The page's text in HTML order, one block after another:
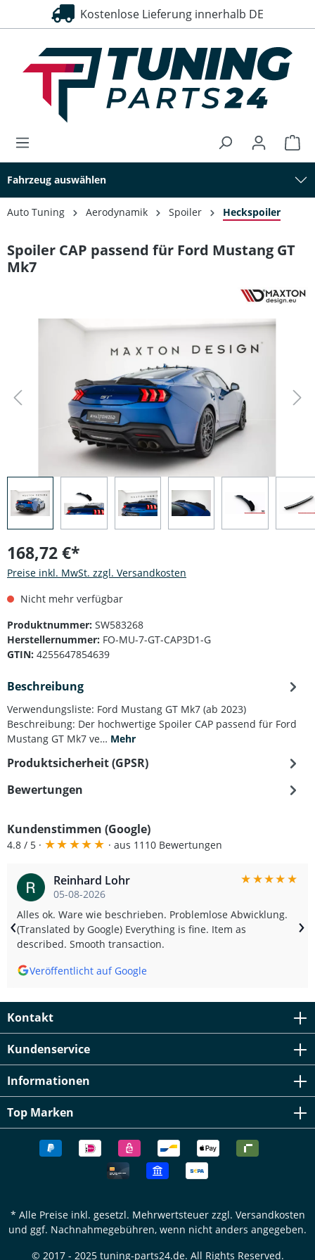
springen Kostenlose Lieferung innerhalb DE
Fahrzeug auswählen
Auto Tuning Aerodynamik Spoiler Heckspoiler
Spoiler CAP passend für Ford Mustang GT
Mk7
Bildergalerie überspringen
168,72 €*
Preise inkl. MwSt. zzgl. Versandkosten
Nicht mehr verfügbar
Produktnummer: SW583268
Herstellernummer: FO-MU-7-GT-CAP3D1-G
GTIN: 4255647854639
Beschreibung
Verwendungsliste: Ford Mustang GT Mk7 (ab 2023)
Beschreibung: Der hochwertige Spoiler CAP passend für Ford
Mustang GT Mk7 ve… Mehr
Produktsicherheit (GPSR)
Bewertungen
Kundenstimmen (Google)
4.8 / 5 · ★★★★★ · aus 1110 Bewertungen
Reinhard Lohr
05-08-2026
★★★★★
Alles ok. Ware wie beschrieben. Problemlose Abwicklung.
(Translated by Google) Everything is fine. Item as
described. Smooth transaction.
Veröffentlicht auf Google
‹ ›
Kontakt
Kundenservice
Informationen
Top Marken
* Alle Preise inkl. gesetzl. Mehrwertsteuer zzgl. Versandkosten
und ggf. Nachnahmegebühren, wenn nicht anders angegeben.
© 2017 - 2025 tuning-parts24.de. All Rights Reserved.